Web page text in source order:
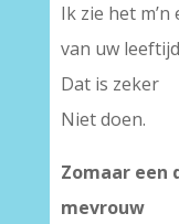
Ik zie het
van uw leeftijd
Dat is zeker
Niet doen.
Zomaar een
mevrouw